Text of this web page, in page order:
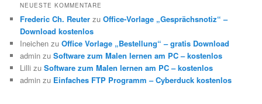
NEUESTE KOMMENTARE
Frederic Ch. Reuter zuOffice-Vorlage „Gesprächsnotiz“ –
Download kostenlos
Ineichen zuOffice Vorlage „Bestellung“ – gratis Download
admin zuSoftware zum Malen lernen am PC – kostenlos
Lilli zuSoftware zum Malen lernen am PC – kostenlos
admin zu Einfaches FTP Programm – Cyberduck kostenlos